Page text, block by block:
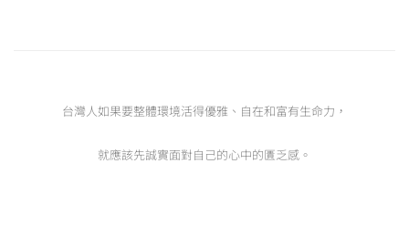
台灣人如果要整體環境活得優雅、自在和富有生命力，
就應該先誠實面對自己的心中的匱乏感。